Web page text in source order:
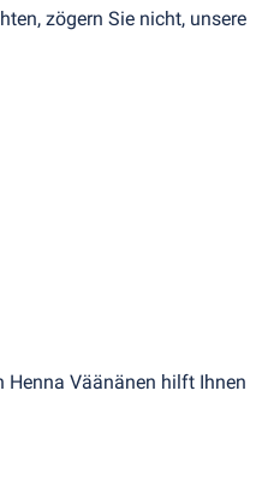
zögern Sie nicht, unsere
Henna Väänänen hilft Ihnen